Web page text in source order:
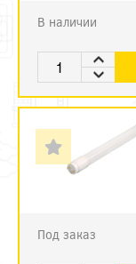
В наличии
Под заказ